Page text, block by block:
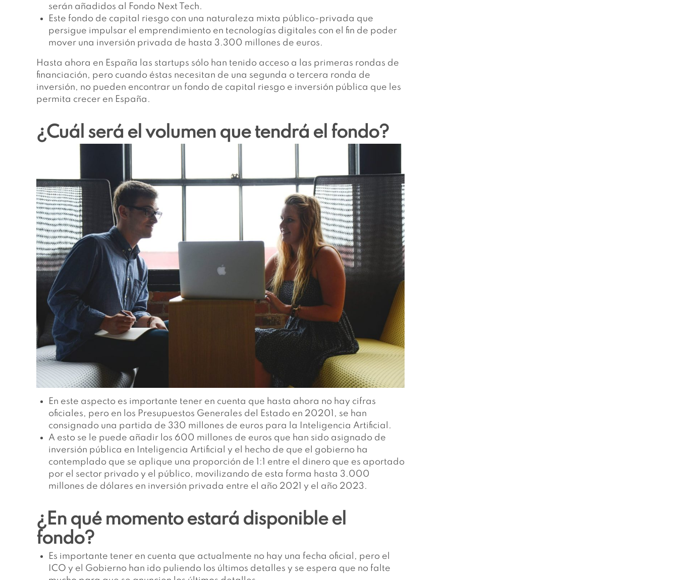
serán añadidos al Fondo Next Tech.
Este fondo de capital riesgo con una naturaleza mixta público-privada que
persigue impulsar el emprendimiento en tecnologías digitales con el fin de poder
mover una inversión privada de hasta 3.300 millones de euros.
Hasta ahora en España las startups sólo han tenido acceso a las primeras rondas de
financiación, pero cuando éstas necesitan de una segunda o tercera ronda de
inversión, no pueden encontrar un fondo de capital riesgo e inversión pública que les
permita crecer en España.
¿Cuál será el volumen que tendrá el fondo?
En este aspecto es importante tener en cuenta que hasta ahora no hay cifras
oficiales, pero en los Presupuestos Generales del Estado en 20201, se han
consignado una partida de 330 millones de euros para la Inteligencia Artificial.
A esto se le puede añadir los 600 millones de euros que han sido asignado de
inversión pública en Inteligencia Artificial y el hecho de que el gobierno ha
contemplado que se aplique una proporción de 1:1 entre el dinero que es aportado
por el sector privado y el público, movilizando de esta forma hasta 3.000
millones de dólares en inversión privada entre el año 2021 y el año 2023.
¿En qué momento estará disponible el
fondo?
Es importante tener en cuenta que actualmente no hay una fecha oficial, pero el
ICO y el Gobierno han ido puliendo los últimos detalles y se espera que no falte